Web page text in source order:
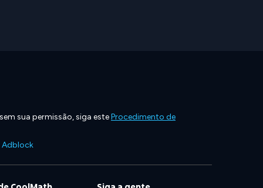
sua permissão, siga esteProcedimento de
Adblock